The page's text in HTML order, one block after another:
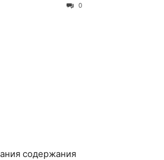
0
содержания